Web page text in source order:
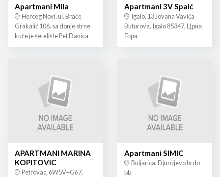
Apartmani Mila
Herceg Novi, ul. Braće
Grakalić 106, sa donje strne
kuće je šetelište Pet Danica
Apartmani 3V Spaić
Igalo, 13 Jovana Vavića
Buturova, Igalo 85347, Црна
Гора
APARTMANI MARINA
KOPITOVIC
Petrovac, 6W5V+G67,
Apartmani SIMIC
Buljarica, Djurdjevo brdo
bb